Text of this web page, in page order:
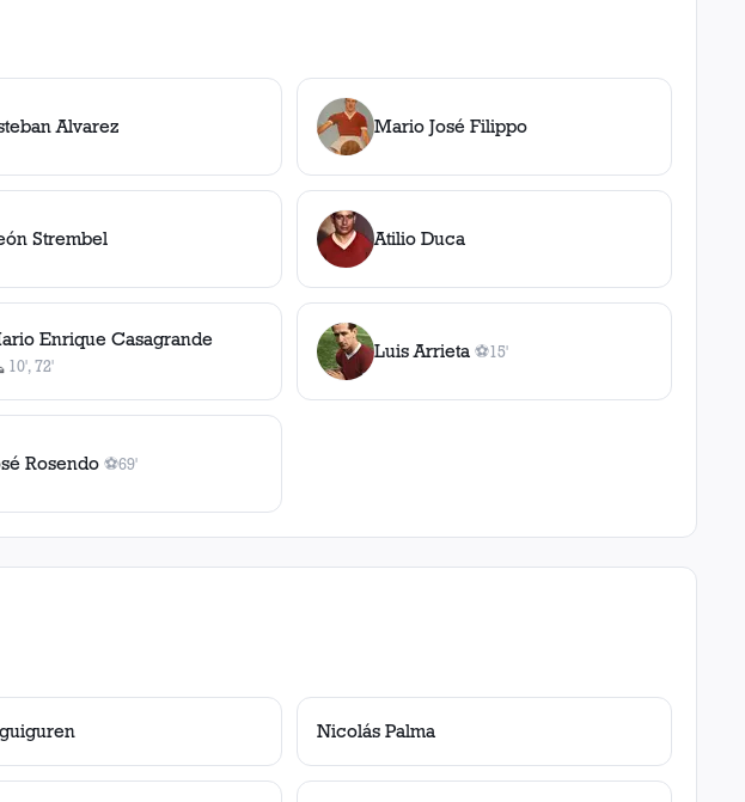
Alvarez Mario José Filippo
Strembel Atilio Duca
Enrique Casagrande
10', 72'
Luis Arrieta ⚽
1gol
15'
Rosendo ⚽
1gol
69'
Nicolás Palma